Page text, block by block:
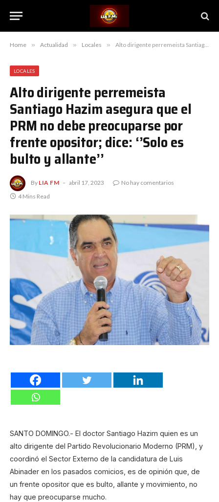
Home » Actualidad » Locales » Alto dirigente perremeista Santiago Hazim asegura que el PRM no debe preocuparse por frente opositor; dice: ‘’Solo es bulto y allante’’
LOCALES
Alto dirigente perremeista
Santiago Hazim asegura que el
PRM no debe preocuparse por
frente opositor; dice: ‘’Solo es
bulto y allante’’
By LIA FM abril 17, 2023
No hay comentarios
4 Mins Read
SANTO DOMINGO.- El doctor Santiago Hazim quien es un
alto dirigente del Partido Revolucionario Moderno (PRM), y
coordinó el Sector Externo de la candidatura de Luis
Abinader en los pasados comicios, es de opinión que, de
un frente opositor que es bulto, allante y movimiento, no
hay que preocuparse mucho.